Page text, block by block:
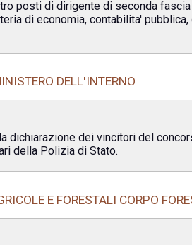
posti di dirigente di seconda
di economia, contabilita'
DELL'INTERNO
dichiarazione dei vincitori del
della Polizia di Stato.
E FORESTALI CORPO